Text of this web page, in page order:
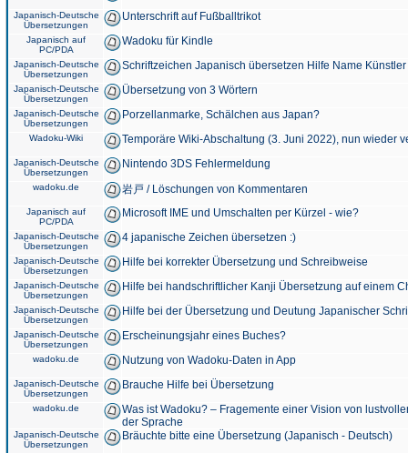
Japanisch-Deutsche
Übersetzungen
Unterschrift auf Fußballtrikot
Japanisch auf
PC/PDA
Wadoku für Kindle
Japanisch-Deutsche
Übersetzungen
Schriftzeichen Japanisch übersetzen Hilfe Name
Japanisch-Deutsche
Übersetzungen
Übersetzung von 3 Wörtern
Japanisch-Deutsche
Übersetzungen
Porzellanmarke, Schälchen aus Japan?
Wadoku-Wiki Temporäre Wiki-Abschaltung (3. Juni 2022), nun wieder
Japanisch-Deutsche
Übersetzungen
Nintendo 3DS Fehlermeldung
wadoku.de 岩戸 / Löschungen von Kommentaren
Japanisch auf
PC/PDA
Microsoft IME und Umschalten per Kürzel - wie?
Japanisch-Deutsche
Übersetzungen
4 japanische Zeichen übersetzen :)
Japanisch-Deutsche
Übersetzungen
Hilfe bei korrekter Übersetzung und Schreibweise
Japanisch-Deutsche
Übersetzungen
Hilfe bei handschriftlicher Kanji Übersetzung auf einem
Japanisch-Deutsche
Übersetzungen
Hilfe bei der Übersetzung und Deutung Japanischer
Japanisch-Deutsche
Übersetzungen
Erscheinungsjahr eines Buches?
wadoku.de Nutzung von Wadoku-Daten in App
Japanisch-Deutsche
Übersetzungen
Brauche Hilfe bei Übersetzung
wadoku.de
Was ist Wadoku? – Fragemente einer Vision von
der Sprache
Japanisch-Deutsche
Übersetzungen
Bräuchte bitte eine Übersetzung (Japanisch - Deutsch)